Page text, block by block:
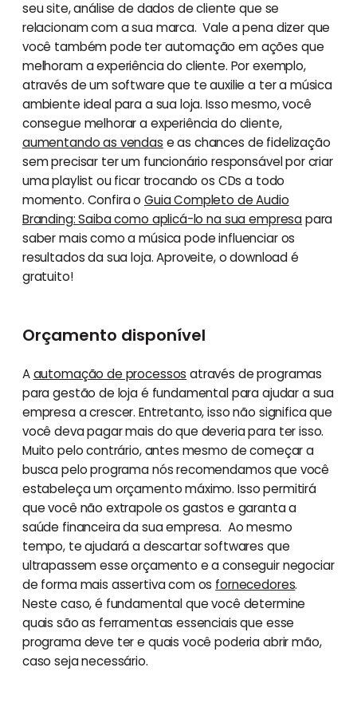
seu site, análise de dados de cliente que se
relacionam com a sua marca. Vale a pena dizer que
você também pode ter automação em ações que
melhoram a experiência do cliente. Por exemplo,
através de um software que te auxilie a ter a música
ambiente ideal para a sua loja. Isso mesmo, você
consegue melhorar a experiência do cliente,
aumentando as vendas e as chances de fidelização
sem precisar ter um funcionário responsável por criar
uma playlist ou ficar trocando os CDs a todo
momento. Confira o Guia Completo de Audio
Branding: Saiba como aplicá-lo na sua empresapara
saber mais como a música pode influenciar os
resultados da sua loja. Aproveite, o download é
gratuito!
Orçamento disponível
Aautomação de processos através de programas
para gestão de loja é fundamental para ajudar a sua
empresa a crescer. Entretanto, isso não significa que
você deva pagar mais do que deveria para ter isso.
Muito pelo contrário, antes mesmo de começar a
busca pelo programa nós recomendamos que você
estabeleça um orçamento máximo. Isso permitirá
que você não extrapole os gastos e garanta a
saúde financeira da sua empresa. Ao mesmo
tempo, te ajudará a descartar softwares que
ultrapassem esse orçamento e a conseguir negociar
de forma mais assertiva com os fornecedores.
Neste caso, é fundamental que você determine
quais são as ferramentas essenciais que esse
programa deve ter e quais você poderia abrir mão,
caso seja necessário.